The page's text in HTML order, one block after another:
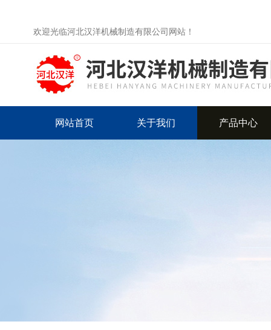
欢迎光临河北汉洋机械制造有限公司网站！
网站首页 关于我们 产品中心